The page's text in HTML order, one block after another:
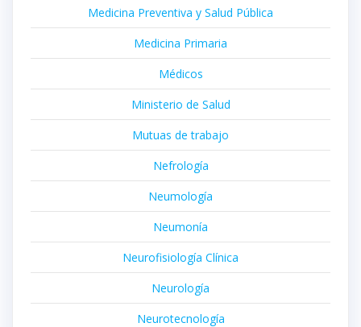
Medicina Preventiva y Salud Pública
Medicina Primaria
Médicos
Ministerio de Salud
Mutuas de trabajo
Nefrología
Neumología
Neumonía
Neurofisiología Clínica
Neurología
Neurotecnología